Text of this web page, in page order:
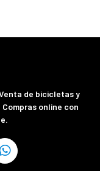
de bicicletas y
online con